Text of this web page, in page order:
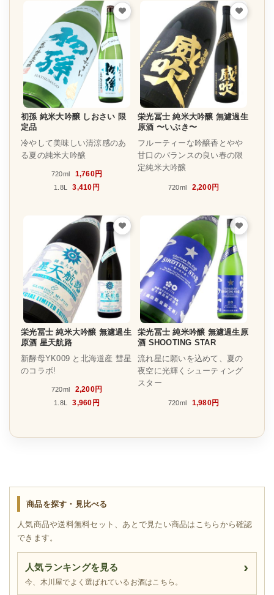
初孫 純米大吟醸 しおさい 限
定品
冷やして美味しい清涼感のあ
る夏の純米大吟醸
720ml 1,760円
1.8L 3,410円
栄光冨士 純米大吟醸 無濾過生
原酒 〜いぶき〜
フルーティーな吟醸香とやや
甘口のバランスの良い春の限
定純米大吟醸
720ml 2,200円
栄光冨士 純米大吟醸 無濾過生
原酒 星天航路
新酵母YK009 と北海道産 彗星
のコラボ!
720ml 2,200円
1.8L 3,960円
栄光冨士 純米吟醸 無濾過生原
酒 SHOOTING STAR
流れ星に願いを込めて、夏の
夜空に光輝くシューティング
スター
720ml 1,980円
商品を探す・見比べる
人気商品や送料無料セット、あとで見たい商品はこちらから確認
できます。
人気ランキングを見る
今、木川屋でよく選ばれているお酒はこちら。